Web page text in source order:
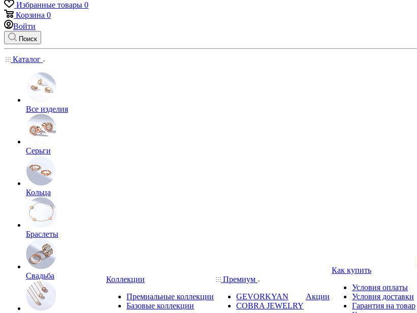
Избранные товары 0
Корзина 0
Войти
Поиск
Каталог
Все изделия
Серьги
Кольца
Браслеты
Свадьба
Коллекции
Премиальные коллекции
Базовые коллекции
Премиум
GEVORKYAN
COBRA JEWELRY
Акции
Как купить
Условия оплаты
Условия доставки
Гарантия на товар